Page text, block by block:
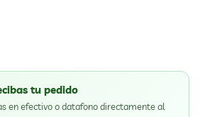
tu pedido
en efectivo o datafono directamente al